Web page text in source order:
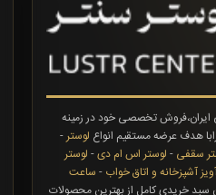
ایران،فروش تخصصی خود در زمینه
هدف عرضه مستقیم انواع لوستر-
سقفی - لوستر اس ام دی- لوستر
آشپزخانه و اتاق خواب - ساعت
سبد خریدی کامل از بهترین محصولات